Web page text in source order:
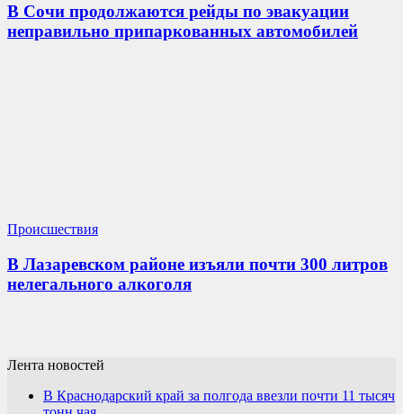
В Сочи продолжаются рейды по эвакуации
неправильно припаркованных автомобилей
Происшествия
В Лазаревском районе изъяли почти 300 литров
нелегального алкоголя
Лента новостей
В Краснодарский край за полгода ввезли почти 11 тысяч